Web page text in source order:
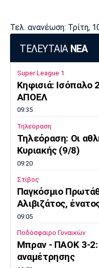
Τελ. ανανέωση: Τρίτη,
ΤΕΛΕΥΤΑΙΑ ΝΕΑ
Super League 1
Κηφισιά: Ισόπαλο
ΑΠΟΕΛ
09:35
Τηλεόραση
Τηλεόραση: Οι
Κυριακής (9/8)
09:20
Στίβος
Παγκόσμιο
Αλιβιζάτος,
09:05
Ποδόσφαιρο Γυναικών
Μπραν - ΠΑΟΚ 3-
αναμέτρησης